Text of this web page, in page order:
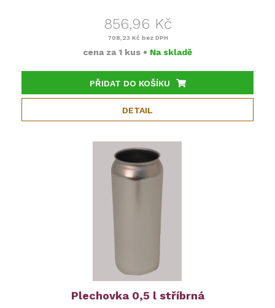
856,96 Kč
708,23 Kč bez DPH
cena za 1 kus • Na skladě
PŘIDAT DO KOŠÍKU
DETAIL
Plechovka 0,5 l stříbrná